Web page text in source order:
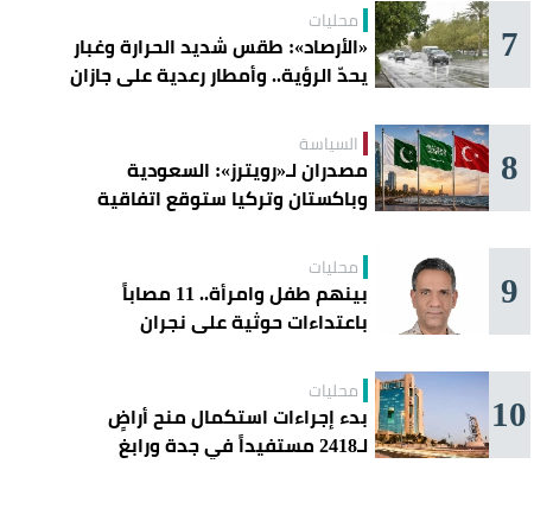
7 محليات
«الأرصاد»: طقس شديد الحرارة وغبار
يحدّ الرؤية.. وأمطار رعدية على جازان
8 السياسة
مصدران لـ«رويترز»: السعودية
وباكستان وتركيا ستوقع اتفاقية
9 محليات
بينهم طفل وامرأة.. 11 مصاباً
باعتداءات حوثية على نجران
10 محليات
بدء إجراءات استكمال منح أراضٍ
لـ2418 مستفيداً في جدة ورابغ